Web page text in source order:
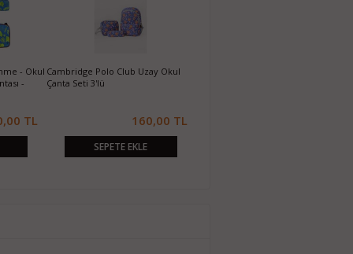
- Okul
-
TL
Cambridge Polo Club Uzay Okul
Çanta Seti 3'lü
160,00 TL
SEPETE EKLE